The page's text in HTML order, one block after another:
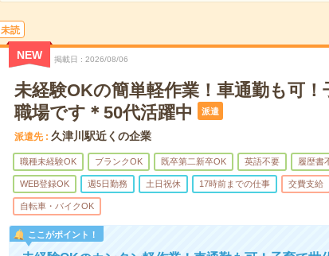
未読
NEW 掲載日 2026/08/06
未経験OKの簡単軽作業！車通勤も可
職場です＊50代活躍中
派遣
派遣先 久津川駅近くの企業
職種未経験OK ブランクOK 既卒第二新卒OK 英語不要 履歴書
WEB登録OK 週5日勤務 土日祝休 17時前までの仕事 交費支給
自転車・バイクOK
ここがポイント！